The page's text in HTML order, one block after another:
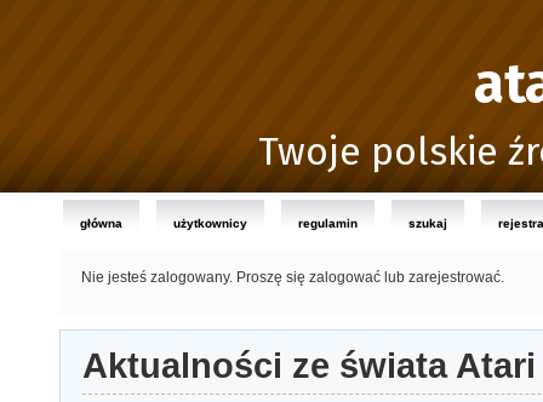
Twoje polskie
główna użytkownicy regulamin szukaj
Nie jesteś zalogowany. Proszę się zalogować lub zarejestrować.
Aktualności ze świata Atari